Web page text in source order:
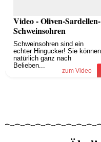
Video - Oliven-Sardellen-
Schweinsohren
Schweinsohren sind ein
echter Hingucker! Sie können
natürlich ganz nach
Belieben...
zum Video